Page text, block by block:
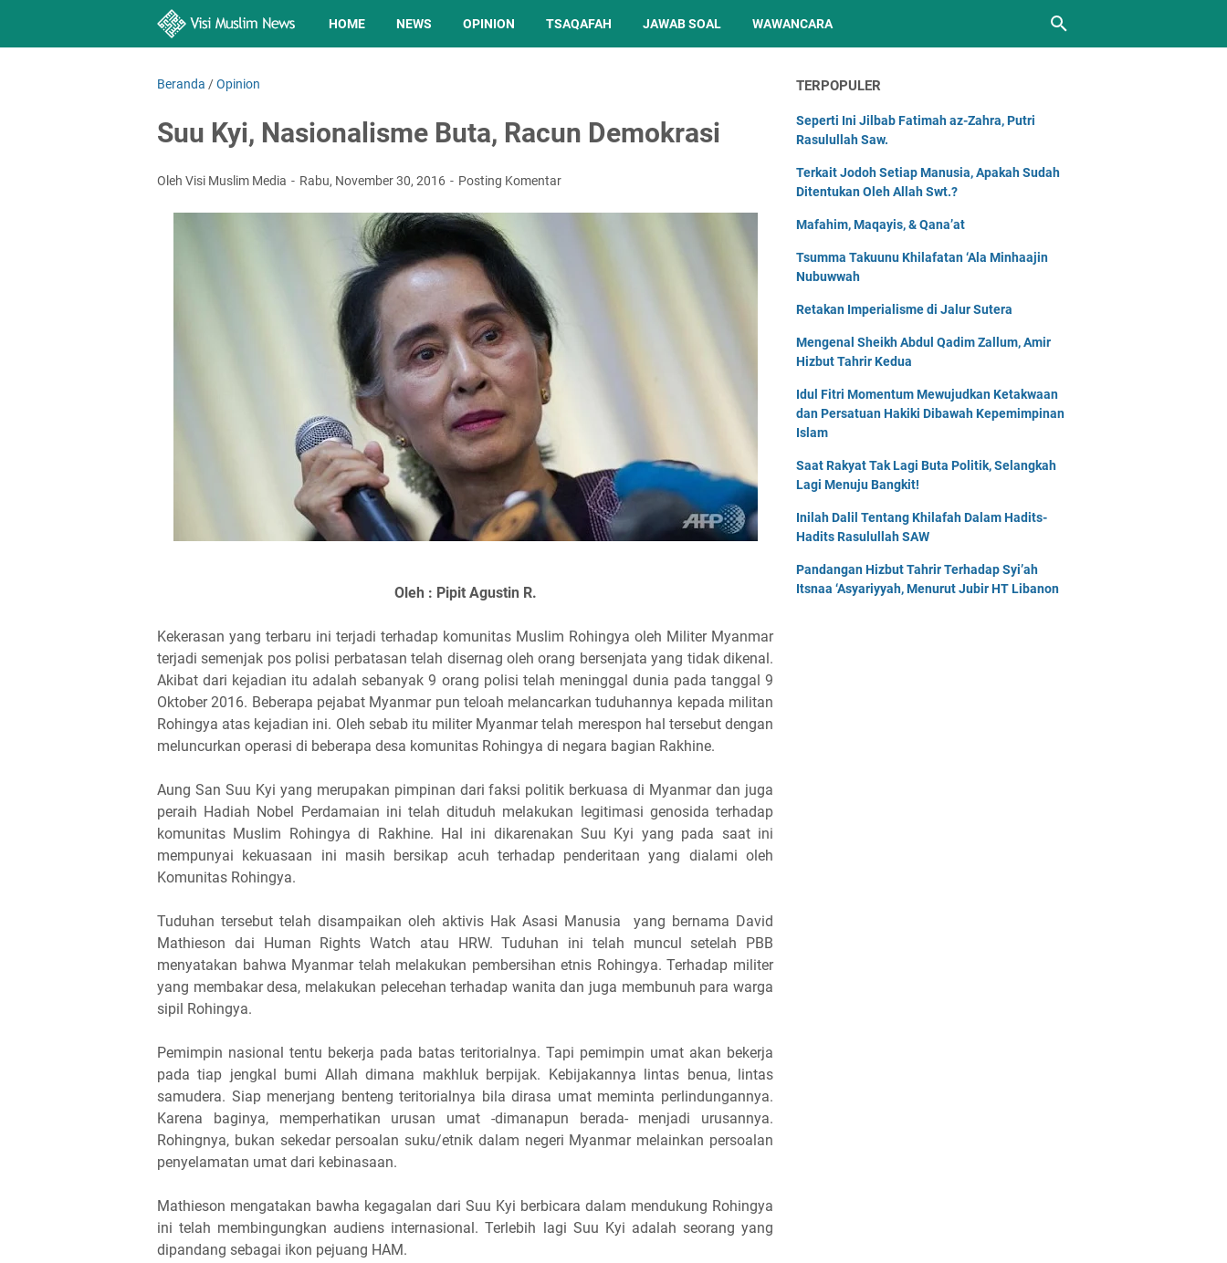
HOME NEWS OPINION TSAQAFAH JAWAB SOAL WAWANCARA
Beranda /Opinion
Suu Kyi, Nasionalisme Buta, Racun Demokrasi
Oleh Visi Muslim Media Rabu, November 30, 2016 Posting Komentar
Oleh : Pipit Agustin R.
Kekerasan yang terbaru ini terjadi terhadap komunitas Muslim Rohingya oleh Militer Myanmar
terjadi semenjak pos polisi perbatasan telah disernag oleh orang bersenjata yang tidak dikenal.
Akibat dari kejadian itu adalah sebanyak 9 orang polisi telah meninggal dunia pada tanggal 9
Oktober 2016. Beberapa pejabat Myanmar pun teloah melancarkan tuduhannya kepada militan
Rohingya atas kejadian ini. Oleh sebab itu militer Myanmar telah merespon hal tersebut dengan
meluncurkan operasi di beberapa desa komunitas Rohingya di negara bagian Rakhine.
Aung San Suu Kyi yang merupakan pimpinan dari faksi politik berkuasa di Myanmar dan juga
peraih Hadiah Nobel Perdamaian ini telah dituduh melakukan legitimasi genosida terhadap
komunitas Muslim Rohingya di Rakhine. Hal ini dikarenakan Suu Kyi yang pada saat ini
mempunyai kekuasaan ini masih bersikap acuh terhadap penderitaan yang dialami oleh
Komunitas Rohingya.
Tuduhan tersebut telah disampaikan oleh aktivis Hak Asasi Manusia yang bernama David
Mathieson dai Human Rights Watch atau HRW. Tuduhan ini telah muncul setelah PBB
menyatakan bahwa Myanmar telah melakukan pembersihan etnis Rohingya. Terhadap militer
yang membakar desa, melakukan pelecehan terhadap wanita dan juga membunuh para warga
sipil Rohingya.
Pemimpin nasional tentu bekerja pada batas teritorialnya. Tapi pemimpin umat akan bekerja
pada tiap jengkal bumi Allah dimana makhluk berpijak. Kebijakannya lintas benua, lintas
samudera. Siap menerjang benteng teritorialnya bila dirasa umat meminta perlindungannya.
Karena baginya, memperhatikan urusan umat -dimanapun berada- menjadi urusannya.
Rohingnya, bukan sekedar persoalan suku/etnik dalam negeri Myanmar melainkan persoalan
penyelamatan umat dari kebinasaan.
Mathieson mengatakan bawha kegagalan dari Suu Kyi berbicara dalam mendukung Rohingya
ini telah membingungkan audiens internasional. Terlebih lagi Suu Kyi adalah seorang yang
dipandang sebagai ikon pejuang HAM.
TERPOPULER
Seperti Ini Jilbab Fatimah az-Zahra, Putri
Rasulullah Saw.
Terkait Jodoh Setiap Manusia, Apakah Sudah
Ditentukan Oleh Allah Swt.?
Mafahim, Maqayis, & Qana’at
Tsumma Takuunu Khilafatan ‘Ala Minhaajin
Nubuwwah
Retakan Imperialisme di Jalur Sutera
Mengenal Sheikh Abdul Qadim Zallum, Amir
Hizbut Tahrir Kedua
Idul Fitri Momentum Mewujudkan Ketakwaan
dan Persatuan Hakiki Dibawah Kepemimpinan
Islam
Saat Rakyat Tak Lagi Buta Politik, Selangkah
Lagi Menuju Bangkit!
Inilah Dalil Tentang Khilafah Dalam Hadits-
Hadits Rasulullah SAW
Pandangan Hizbut Tahrir Terhadap Syi’ah
Itsnaa ‘Asyariyyah, Menurut Jubir HT Libanon